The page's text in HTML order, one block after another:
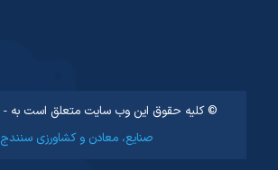
© کلیه حقوق این وب سایت متعلق است به -
صنایع، معادن و کشاورزی سنندج